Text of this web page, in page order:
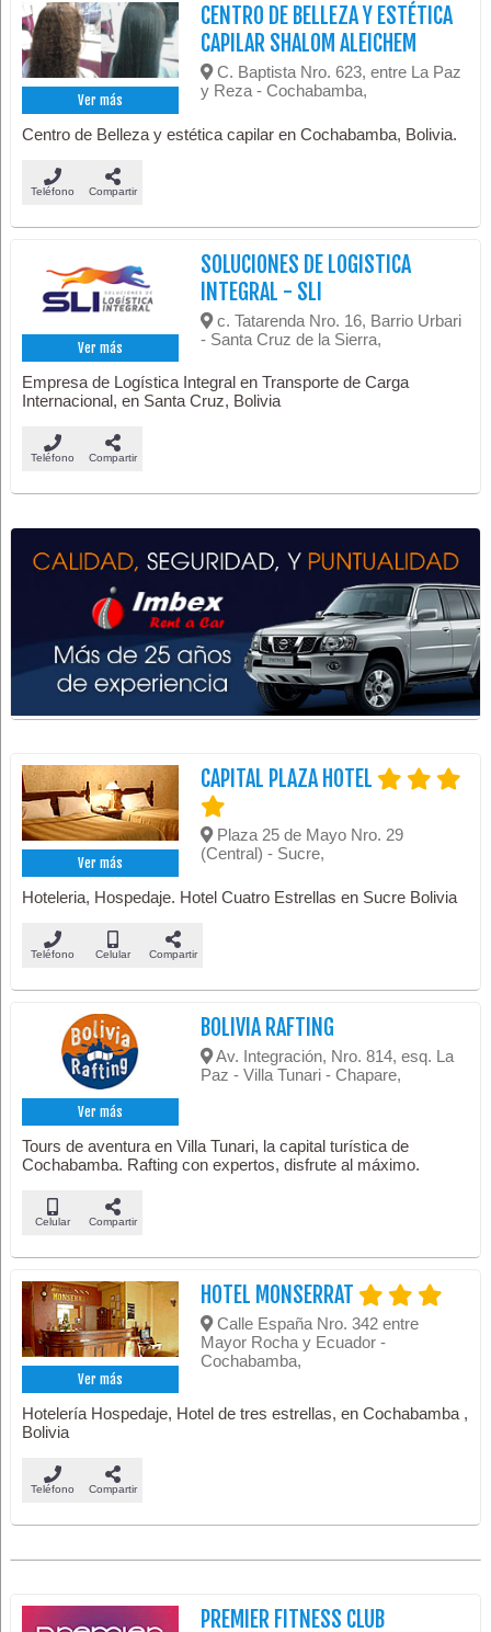
Ver más
CENTRO DE BELLEZA Y ESTÉTICA
CAPILAR SHALOM ALEICHEM
C. Baptista Nro. 623, entre La Paz
y Reza - Cochabamba,
Centro de Belleza y estética capilar en Cochabamba, Bolivia.
Teléfono Compartir
Ver más
SOLUCIONES DE LOGISTICA
INTEGRAL - SLI
c. Tatarenda Nro. 16, Barrio Urbari
- Santa Cruz de la Sierra,
Empresa de Logística Integral en Transporte de Carga
Internacional, en Santa Cruz, Bolivia
Teléfono Compartir
Ver más
CAPITAL PLAZA HOTEL
Plaza 25 de Mayo Nro. 29
(Central) - Sucre,
Hoteleria, Hospedaje. Hotel Cuatro Estrellas en Sucre Bolivia
Teléfono Celular Compartir
Ver más
BOLIVIA RAFTING
Av. Integración, Nro. 814, esq. La
Paz - Villa Tunari - Chapare,
Tours de aventura en Villa Tunari, la capital turística de
Cochabamba. Rafting con expertos, disfrute al máximo.
Celular Compartir
Ver más
HOTEL MONSERRAT
Calle España Nro. 342 entre
Mayor Rocha y Ecuador -
Cochabamba,
Hotelería Hospedaje, Hotel de tres estrellas, en Cochabamba ,
Bolivia
Teléfono Compartir
PREMIER FITNESS CLUB